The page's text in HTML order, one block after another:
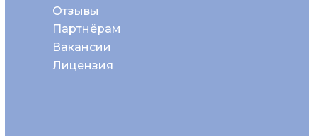
Отзывы
Партнёрам
Вакансии
Лицензия